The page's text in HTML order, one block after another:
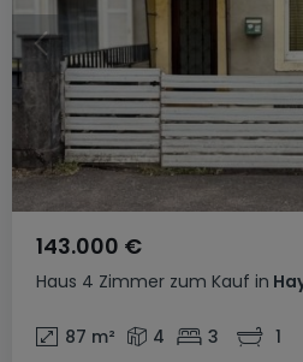
Haus 4 Zimmer zum Kauf in
143.000 €
87 m² 4 3 1